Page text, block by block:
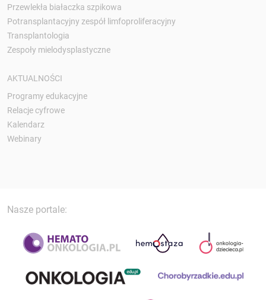
Przewlekła białaczka szpikowa
Potransplantacyjny zespół limfoproliferacyjny
Transplantologia
Zespoły mielodysplastyczne
AKTUALNOŚCI
Programy edukacyjne
Relacje cyfrowe
Kalendarz
Webinary
Nasze portale: